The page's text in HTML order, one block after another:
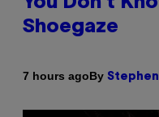
Shoegaze
7 hours agoBy